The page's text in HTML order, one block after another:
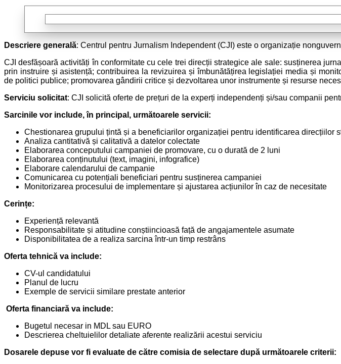
Descriere generală: Centrul pentru Jurnalism Independent (CJI) este o organizație
CJI desfășoară activități în conformitate cu cele trei direcții strategice ale sale: susținerea
prin instruire și asistență; contribuirea la revizuirea și îmbunătățirea legislației media și
de politici publice; promovarea gândirii critice și dezvoltarea unor instrumente și resurse
Serviciu solicitat: CJI solicită oferte de prețuri de la experți independenți și/sau companii
Sarcinile vor include, în principal, următoarele servicii:
Chestionarea grupului țintă și a beneficiarilor organizației pentru identificarea
Analiza cantitativă și calitativă a datelor colectate
Elaborarea conceputului campaniei de promovare, cu o durată de 2 luni
Elaborarea conținutului (text, imagini, infografice)
Elaborare calendarului de campanie
Comunicarea cu potențiali beneficiari pentru susținerea campaniei
Monitorizarea procesului de implementare și ajustarea acțiunilor în caz de necesitate
Cerințe:
Experiență relevantă
Responsabilitate și atitudine conștiincioasă față de angajamentele asumate
Disponibilitatea de a realiza sarcina într-un timp restrâns
Oferta tehnică va include:
CV-ul candidatului
Planul de lucru
Exemple de servicii similare prestate anterior
Oferta financiară va include:
Bugetul necesar in MDL sau EURO
Descrierea cheltuielilor detaliate aferente realizării acestui serviciu
Dosarele depuse vor fi evaluate de către comisia de selectare după următoarele criterii: